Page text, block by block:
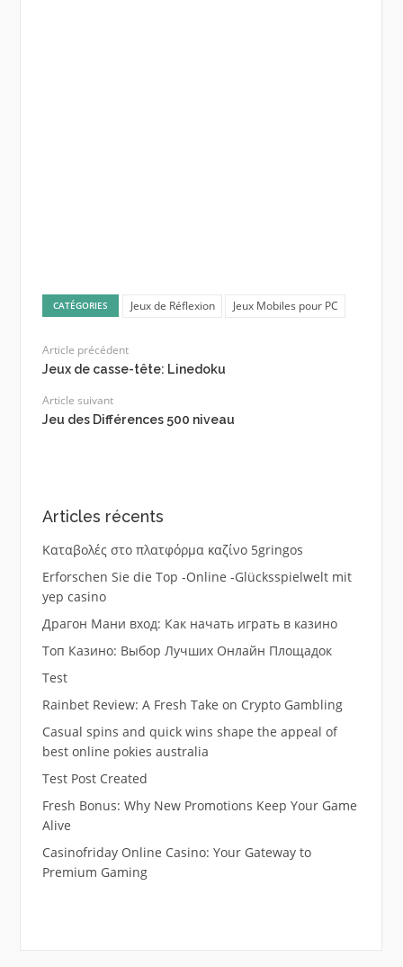
CATÉGORIES Jeux de Réflexion Jeux Mobiles pour PC
Article précédent
Jeux de casse-tête: Linedoku
Article suivant
Jeu des Différences 500 niveau
Articles récents
Καταβολές στο πλατφόρμα καζίνο 5gringos
Erforschen Sie die Top -Online -Glücksspielwelt mit
yep casino
Драгон Мани вход: Как начать играть в казино
Топ Казино: Выбор Лучших Онлайн Площадок
Test
Rainbet Review: A Fresh Take on Crypto Gambling
Casual spins and quick wins shape the appeal of
best online pokies australia
Test Post Created
Fresh Bonus: Why New Promotions Keep Your Game
Alive
Casinofriday Online Casino: Your Gateway to
Premium Gaming